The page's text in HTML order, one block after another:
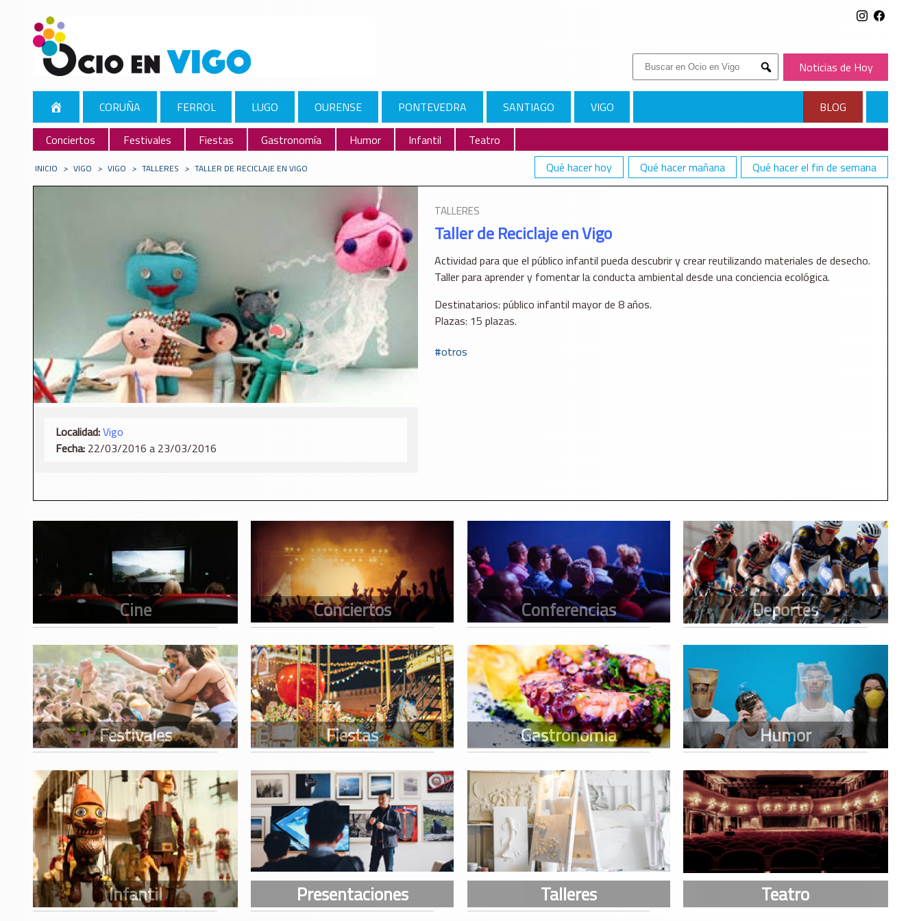
Buscar:
Submit
Noticias de Hoy
CORUÑA FERROL LUGO OURENSE PONTEVEDRA SANTIAGO VIGO
BLOG
Conciertos
Festivales Fiestas Gastronomía Humor Infantil
Teatro
Qué hacer hoy
Qué hacer mañana Qué hacer el fin de semana
INICIO > VIGO > VIGO > TALLERES > TALLER DE RECICLAJE EN VIGO
Localidad:Vigo
Fecha: 22/03/2016 a 23/03/2016
TALLERES
Taller de Reciclaje en Vigo
Actividad para que el público infantil pueda descubrir y crear reutilizando materiales de desecho.
Taller para aprender y fomentar la conducta ambiental desde una conciencia ecológica.
Destinatarios: público infantil mayor de 8 años.
Plazas: 15 plazas.
otros